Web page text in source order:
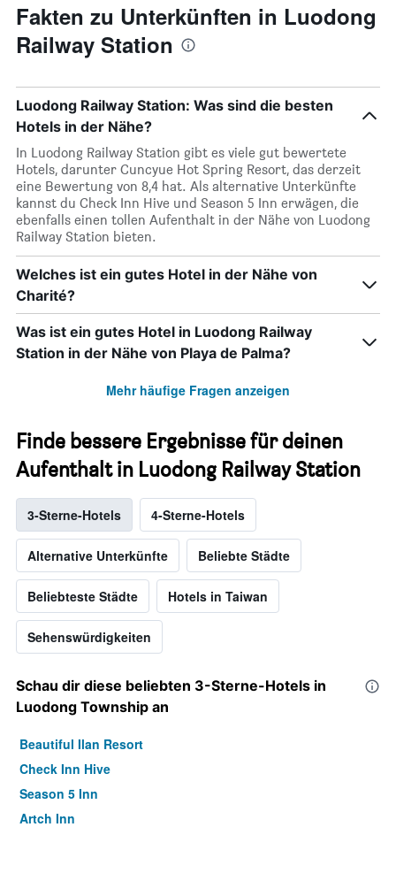
Fakten zu Unterkünften in Luodong
Railway Station
Luodong Railway Station: Was sind die besten
Hotels in der Nähe?
In Luodong Railway Station gibt es viele gut bewertete
Hotels, darunter Cuncyue Hot Spring Resort, das derzeit
eine Bewertung von 8,4 hat. Als alternative Unterkünfte
kannst du Check Inn Hive und Season 5 Inn erwägen, die
ebenfalls einen tollen Aufenthalt in der Nähe von Luodong
Railway Station bieten.
Welches ist ein gutes Hotel in der Nähe von
Charité?
Was ist ein gutes Hotel in Luodong Railway
Station in der Nähe von Playa de Palma?
Mehr häufige Fragen anzeigen
Finde bessere Ergebnisse für deinen
Aufenthalt in Luodong Railway Station
3-Sterne-Hotels 4-Sterne-Hotels
Alternative Unterkünfte Beliebte Städte
Beliebteste Städte Hotels in Taiwan
Sehenswürdigkeiten
Schau dir diese beliebten 3-Sterne-Hotels in
Luodong Township an
Beautiful Ilan Resort
Check Inn Hive
Season 5 Inn
Artch Inn